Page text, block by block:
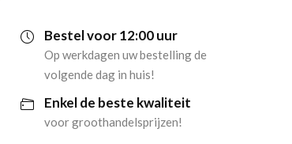
Bestel voor 12:00 uur
Op werkdagen uw bestelling de
volgende dag in huis!
Enkel de beste kwaliteit
voor groothandelsprijzen!